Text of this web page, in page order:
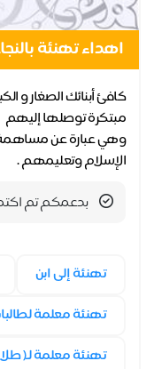
اهداء تهنئة
كافئ أبنائك الصغار و
وهي عبارة عن
الإسلام وتعليمهم .
بدعمكم تم
تهنئة إلى ابن
تهنئة معلمة
تهنئة معلمة لـ(